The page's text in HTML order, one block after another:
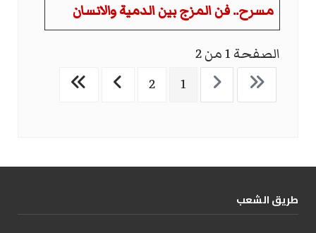
مسرح.. فن المزج بين الدمية والانسان
الصفحة 1 من 2
1
2
طریق الشعب